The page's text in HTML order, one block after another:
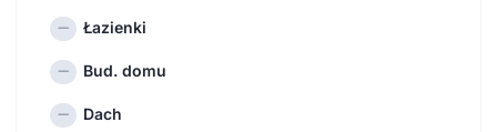
Łazienki
Bud. domu
Dach